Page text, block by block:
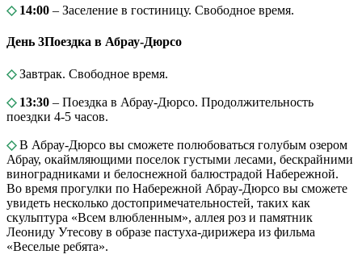
◇14:00 – Заселение в гостиницу. Свободное время.
День 3Поездка в Абрау-Дюрсо
◇Завтрак. Свободное время.
◇ 13:30 – Поездка в Абрау-Дюрсо. Продолжительность
поездки 4-5 часов.
◇В Абрау-Дюрсо вы сможете полюбоваться голубым озером
Абрау, окаймляющими поселок густыми лесами, бескрайними
виноградниками и белоснежной балюстрадой Набережной.
Во время прогулки по Набережной Абрау-Дюрсо вы сможете
увидеть несколько достопримечательностей, таких как
скульптура «Всем влюбленным», аллея роз и памятник
Леониду Утесову в образе пастуха-дирижера из фильма
«Веселые ребята».